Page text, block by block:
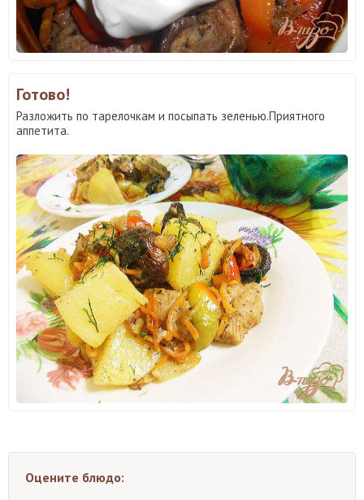
Готово!
Разложить по тарелочкам и посыпать зеленью.Приятного
аппетита.
Оцените блюдо: